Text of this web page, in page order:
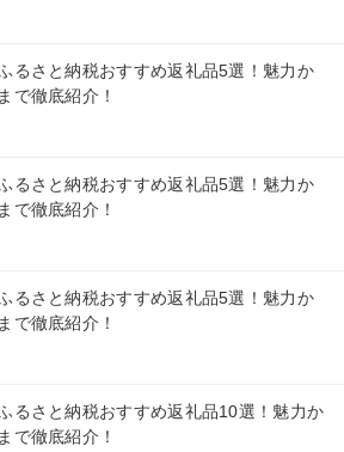
るさと納税おすすめ返礼品5選！魅力か
で徹底紹介！
るさと納税おすすめ返礼品5選！魅力か
で徹底紹介！
るさと納税おすすめ返礼品5選！魅力か
で徹底紹介！
るさと納税おすすめ返礼品10選！魅力か
で徹底紹介！